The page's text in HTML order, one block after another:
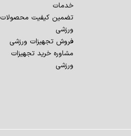
خدمات
تضمین کیفیت محصولات
ورزشی
فروش تجهیزات ورزشی
مشاوره خرید تجهیزات
ورزشی